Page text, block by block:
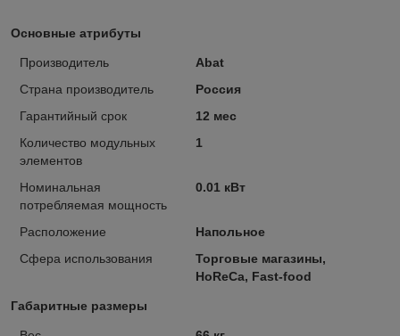
Основные атрибуты
Производитель
Abat
Страна производитель
Россия
Гарантийный срок
12 мес
Количество модульных
элементов
1
Номинальная
потребляемая мощность
0.01 кВт
Расположение
Напольное
Сфера использования
Торговые магазины,
HoReCa, Fast-food
Габаритные размеры